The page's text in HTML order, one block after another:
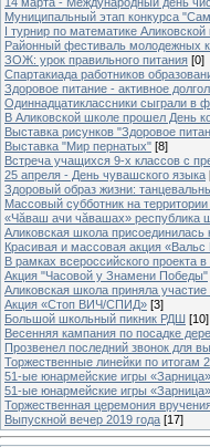
Муниципальный этап конкурса
I турнир по математике
Районный фестиваль молодежных
ЗОЖ: урок правильного питания [0]
Спартакиада работников
Здоровое питание - активное
Одиннадцатиклассники сыграли в
В Аликовской школе прошел День
Выставка рисунков "Здоровое
Выставка "Мир пернатых" [8]
Встреча учащихся 9-х классов с
25 апреля - День чувашского языка
Здоровый образ жизни:
Массовый субботник на
«Чăваш ачи чăвашах» республика
Аликовская школа присоединилась
Красивая и массовая акция
В рамках всероссийского проекта
Акция "Часовой у Знамени Победы"
Аликовская школа приняла
Акция «Стоп ВИЧ/СПИД» [3]
Большой школьный пикник РДШ [10]
Весенняя кампания по посадке
Прозвенел последний звонок для
Торжественные линейки по итогам
51-ые юнармейские игры
51-ые юнармейские игры
Торжественная церемония
Выпускной вечер 2019 года [17]